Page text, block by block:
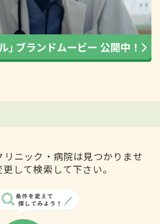
ニック・病院は見つかりませ
して検索して下さい。